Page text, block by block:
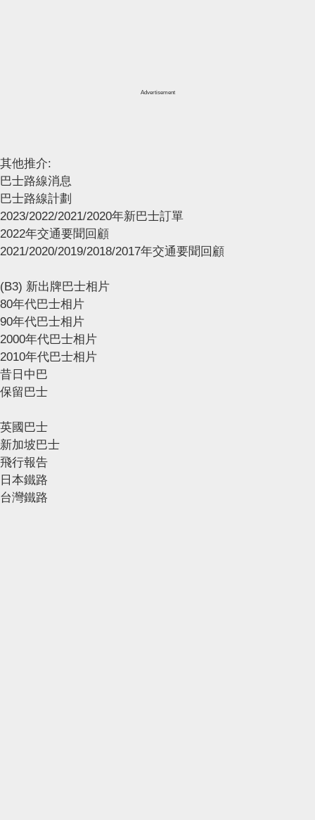
Advertisement
其他推介:
巴士路線消息
巴士路線計劃
2023/2022/2021/2020年新巴士訂單
2022年交通要聞回顧
2021/2020/2019/2018/2017年交通要聞回顧
(B3) 新出牌巴士相片
80年代巴士相片
90年代巴士相片
2000年代巴士相片
2010年代巴士相片
昔日中巴
保留巴士
英國巴士
新加坡巴士
飛行報告
日本鐵路
台灣鐵路